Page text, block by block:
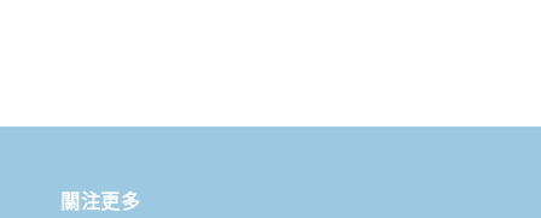
關注更多